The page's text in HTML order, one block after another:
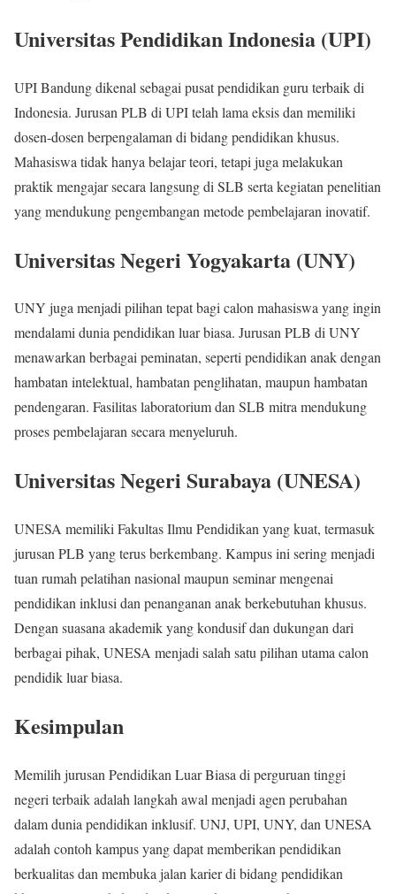
Universitas Pendidikan Indonesia (UPI)
UPI Bandung dikenal sebagai pusat pendidikan guru terbaik di
Indonesia. Jurusan PLB di UPI telah lama eksis dan memiliki
dosen-dosen berpengalaman di bidang pendidikan khusus.
Mahasiswa tidak hanya belajar teori, tetapi juga melakukan
praktik mengajar secara langsung di SLB serta kegiatan penelitian
yang mendukung pengembangan metode pembelajaran inovatif.
Universitas Negeri Yogyakarta (UNY)
UNY juga menjadi pilihan tepat bagi calon mahasiswa yang ingin
mendalami dunia pendidikan luar biasa. Jurusan PLB di UNY
menawarkan berbagai peminatan, seperti pendidikan anak dengan
hambatan intelektual, hambatan penglihatan, maupun hambatan
pendengaran. Fasilitas laboratorium dan SLB mitra mendukung
proses pembelajaran secara menyeluruh.
Universitas Negeri Surabaya (UNESA)
UNESA memiliki Fakultas Ilmu Pendidikan yang kuat, termasuk
jurusan PLB yang terus berkembang. Kampus ini sering menjadi
tuan rumah pelatihan nasional maupun seminar mengenai
pendidikan inklusi dan penanganan anak berkebutuhan khusus.
Dengan suasana akademik yang kondusif dan dukungan dari
berbagai pihak, UNESA menjadi salah satu pilihan utama calon
pendidik luar biasa.
Kesimpulan
Memilih jurusan Pendidikan Luar Biasa di perguruan tinggi
negeri terbaik adalah langkah awal menjadi agen perubahan
dalam dunia pendidikan inklusif. UNJ, UPI, UNY, dan UNESA
adalah contoh kampus yang dapat memberikan pendidikan
berkualitas dan membuka jalan karier di bidang pendidikan